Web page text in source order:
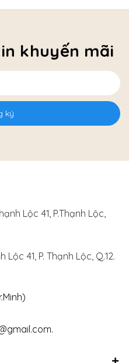
khuyến mãi
ký
Lộc 41, P.Thạnh Lộc,
Lộc 41, P. Thạnh Lộc, Q.12.